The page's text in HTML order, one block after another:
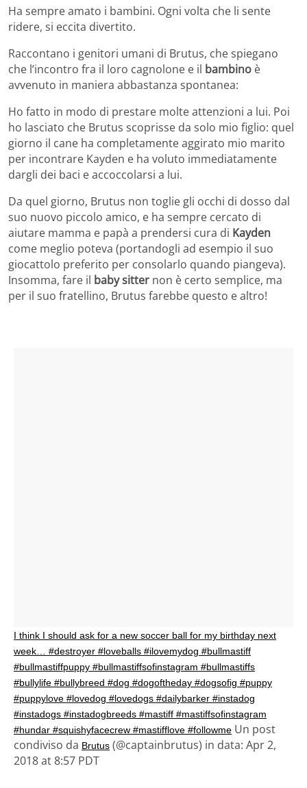
Ha sempre amato i bambini. Ogni volta che li sente
ridere, si eccita divertito.
Raccontano i genitori umani di Brutus, che spiegano
che l’incontro fra il loro cagnolone e il bambino è
avvenuto in maniera abbastanza spontanea:
Ho fatto in modo di prestare molte attenzioni a lui. Poi
ho lasciato che Brutus scoprisse da solo mio figlio: quel
giorno il cane ha completamente aggirato mio marito
per incontrare Kayden e ha voluto immediatamente
dargli dei baci e accoccolarsi a lui.
Da quel giorno, Brutus non toglie gli occhi di dosso dal
suo nuovo piccolo amico, e ha sempre cercato di
aiutare mamma e papà a prendersi cura di Kayden
come meglio poteva (portandogli ad esempio il suo
giocattolo preferito per consolarlo quando piangeva).
Insomma, fare il baby sitter non è certo semplice, ma
per il suo fratellino, Brutus farebbe questo e altro!
I think I should ask for a new soccer ball for my birthday next
week… #destroyer #loveballs #ilovemydog #bullmastiff
#bullmastiffpuppy #bullmastiffsofinstagram #bullmastiffs
#bullylife #bullybreed #dog #dogoftheday #dogsofig #puppy
#puppylove #lovedog #lovedogs #dailybarker #instadog
#instadogs #instadogbreeds #mastiff #mastiffsofinstagram
#hundar #squishyfacecrew #mastifflove #followme Un post
condiviso da Brutus (@captainbrutus) in data: Apr 2,
2018 at 8:57 PDT